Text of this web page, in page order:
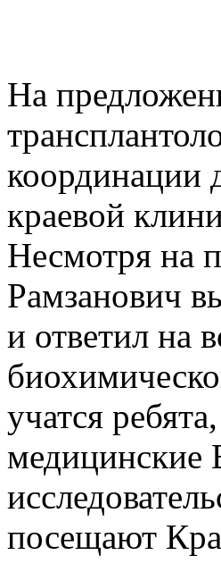
На
координации
краевой
Несмотря на
Рамзанович
и ответил на
учатся
медицинские
посещают